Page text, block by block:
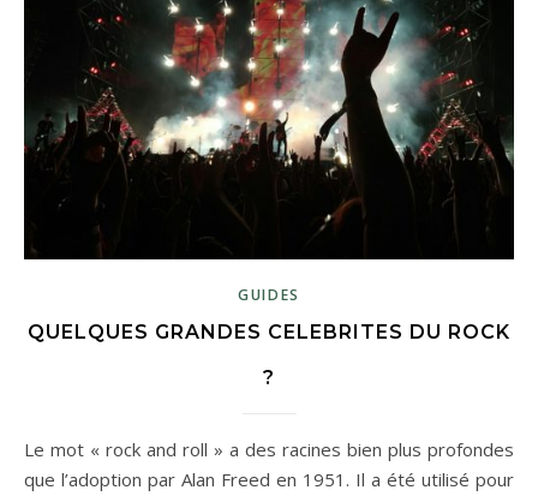
GUIDES
QUELQUES GRANDES CELEBRITES DU ROCK
?
Le mot « rock and roll » a des racines bien plus profondes
que l’adoption par Alan Freed en 1951. Il a été utilisé pour